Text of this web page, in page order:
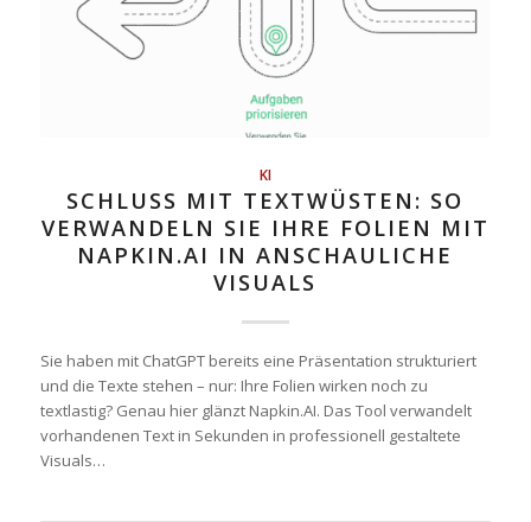
KI
SCHLUSS MIT TEXTWÜSTEN: SO
VERWANDELN SIE IHRE FOLIEN MIT
NAPKIN.AI IN ANSCHAULICHE
VISUALS
Sie haben mit ChatGPT bereits eine Präsentation strukturiert
und die Texte stehen – nur: Ihre Folien wirken noch zu
textlastig? Genau hier glänzt Napkin.AI. Das Tool verwandelt
vorhandenen Text in Sekunden in professionell gestaltete
Visuals…